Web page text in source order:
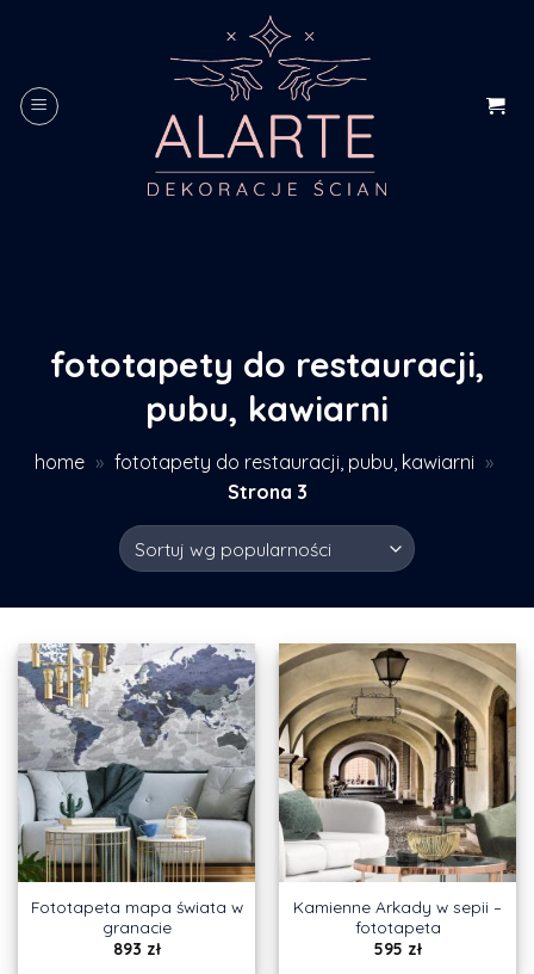
fototapety do restauracji,
pubu, kawiarni
home » fototapety do restauracji, pubu, kawiarni »
Strona 3
Fototapeta mapa świata w
granacie
893 zł
Kamienne Arkady w sepii –
fototapeta
595 zł